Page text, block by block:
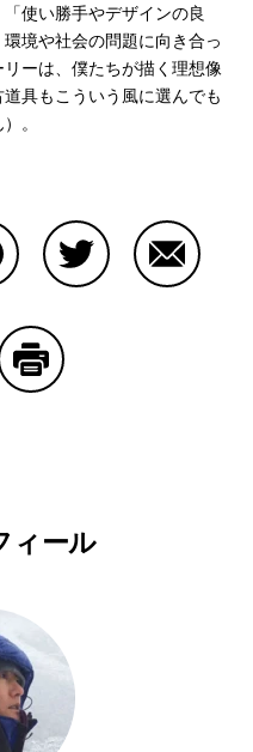
使い勝手やデザインの良
境や社会の問題に向き合っ
ーは、僕たちが描く理想像
具もこういう風に選んでも
。
で共有する
ィール